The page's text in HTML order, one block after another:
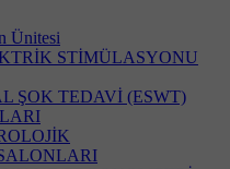
Ünitesi
STİMÜLASYONU
ŞOK TEDAVİ (ESWT)